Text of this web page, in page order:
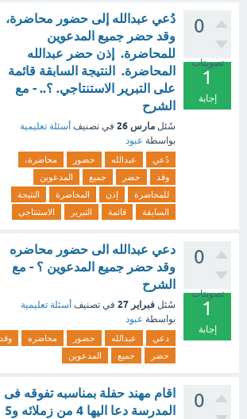
0
تصويتات
1
إجابة
دُعي عبدالله إلى حضور محاضرة،
وقد حضر جميع المدعوين
للمحاضرة. إذن حضر عبدالله
المحاضرة. النتيجة السابقة قائمة
على التبرير الاستنتاجي. ؟.. - مع
الشرح
سُئل مارس 26 في تصنيف أسئلة تعليمية
بواسطة عبود
دُعي عبدالله حضور
محاضرة،
وقد
حضر جميع
المدعوين
للمحاضرة
إذن المحاضرة
النتيجة
السابقة
قائمة التبرير الاستنتاجي
0
تصويتات
1
إجابة
دعي عبدالله الى حضور محاضره
وقد حضر جميع المدعوين ؟ - مع
الشرح
سُئل فبراير 27 في تصنيف أسئلة تعليمية
بواسطة عبود
دعي عبدالله حضور محاضره
وقد
حضر
جميع المدعوين
0
اقام مهند حفلة بمناسبه تفوقه فى
المدرسة دعا اليها 4 من زملائه و5